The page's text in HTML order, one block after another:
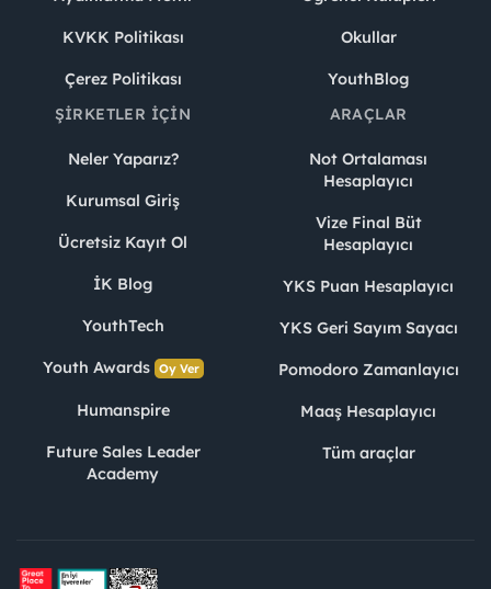
KVKK Politikası
Çerez Politikası
Okullar
YouthBlog
ŞIRKETLER İÇIN
Neler Yaparız?
Kurumsal Giriş
Ücretsiz Kayıt Ol
İK Blog
YouthTech
Youth Awards Oy Ver
Humanspire
Future Sales Leader
Academy
ARAÇLAR
Not Ortalaması
Hesaplayıcı
Vize Final Büt
Hesaplayıcı
YKS Puan Hesaplayıcı
YKS Geri Sayım Sayacı
Pomodoro Zamanlayıcı
Maaş Hesaplayıcı
Tüm araçlar